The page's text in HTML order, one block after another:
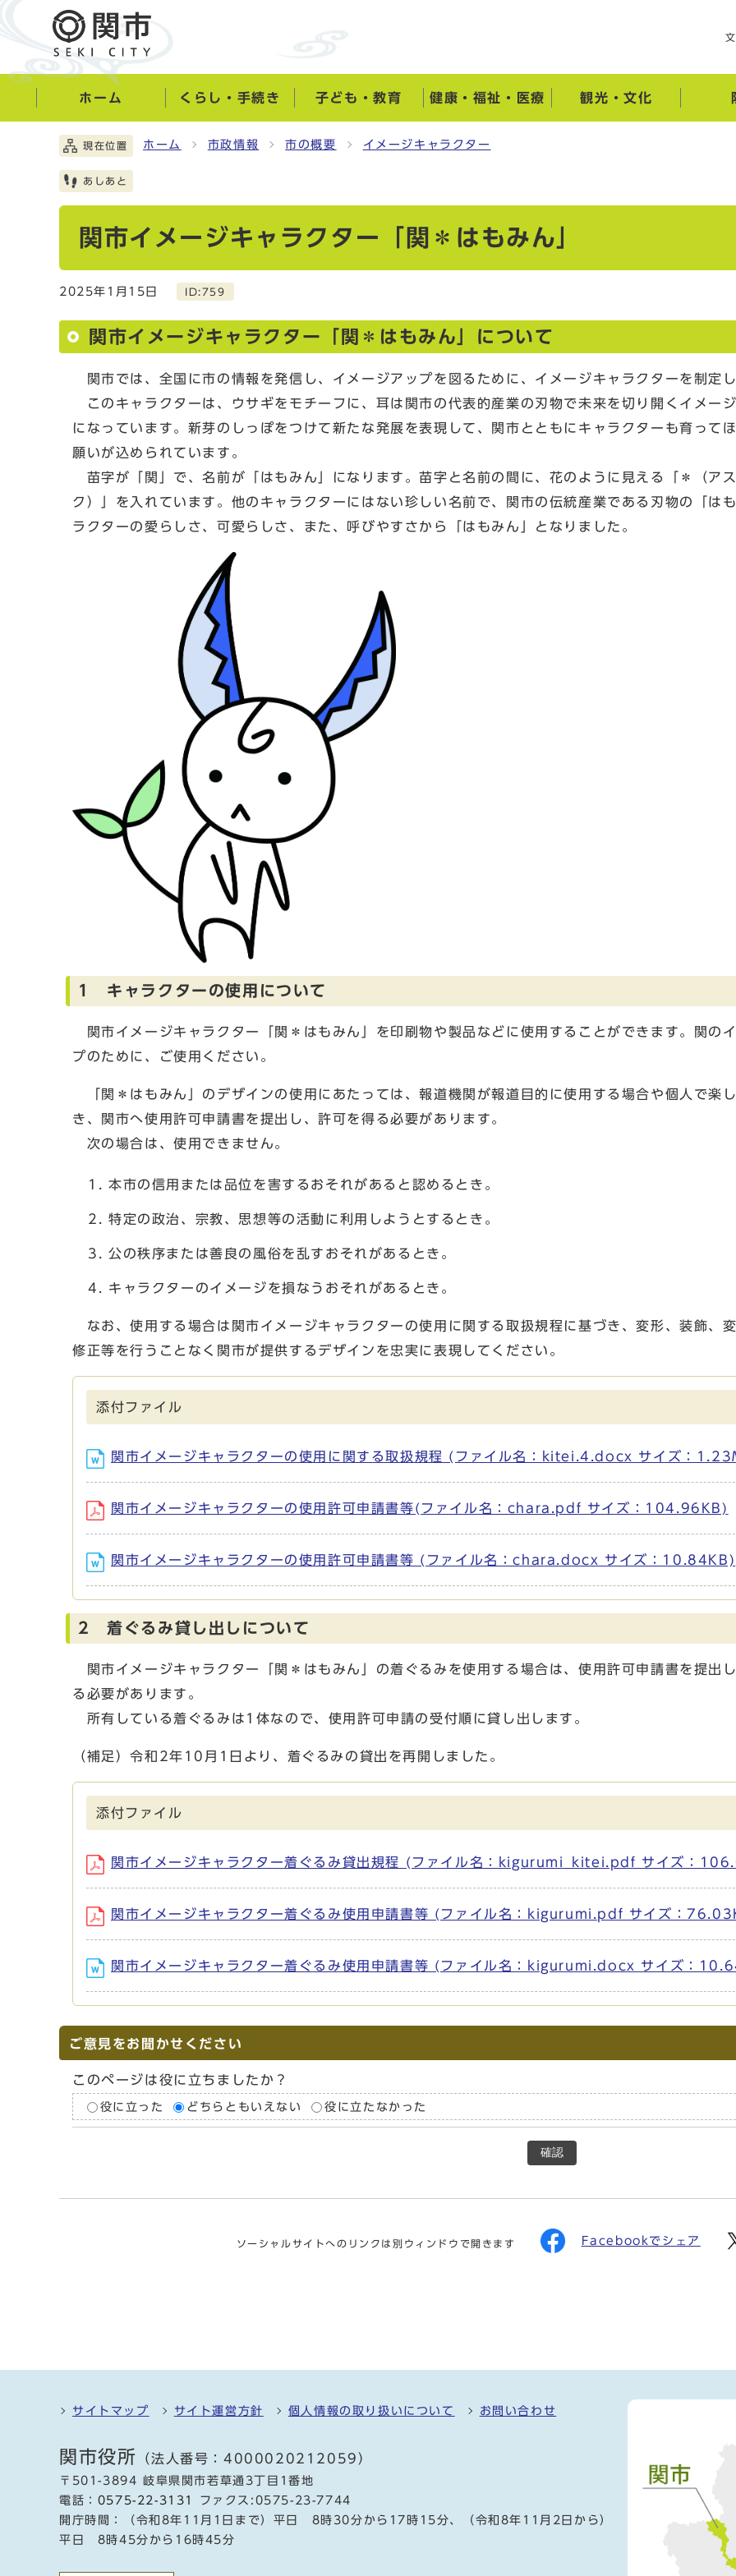
ホーム くらし・手続き 子ども・教育 健康・福祉・医療 観光・文化
現在位置 ホーム 市政情報 市の概要 イメージキャラクター
あしあと
関市イメージキャラクター「関＊はもみん」
2025年1月15日 ID:759
関市イメージキャラクター「関＊はもみん」について
関市では、全国に市の情報を発信し、イメージアップを図るために、イメージキャラクターを制定し
このキャラクターは、ウサギをモチーフに、耳は関市の代表的産業の刃物で未来を切り開くイメー
になっています。新芽のしっぽをつけて新たな発展を表現して、関市とともにキャラクターも育って
願いが込められています。
苗字が「関」で、名前が「はもみん」になります。苗字と名前の間に、花のように見える「＊（ア
ク）」を入れています。他のキャラクターにはない珍しい名前で、関市の伝統産業である刃物の「は
ラクターの愛らしさ、可愛らしさ、また、呼びやすさから「はもみん」となりました。
1 キャラクターの使用について
関市イメージキャラクター「関＊はもみん」を印刷物や製品などに使用することができます。関の
プのために、ご使用ください。
「関＊はもみん」のデザインの使用にあたっては、報道機関が報道目的に使用する場合や個人で楽
き、関市へ使用許可申請書を提出し、許可を得る必要があります。
次の場合は、使用できません。
本市の信用または品位を害するおそれがあると認めるとき。
特定の政治、宗教、思想等の活動に利用しようとするとき。
公の秩序または善良の風俗を乱すおそれがあるとき。
キャラクターのイメージを損なうおそれがあるとき。
なお、使用する場合は関市イメージキャラクターの使用に関する取扱規程に基づき、変形、装飾、変
修正等を行うことなく関市が提供するデザインを忠実に表現してください。
添付ファイル
関市イメージキャラクターの使用に関する取扱規程 (ファイル名：kitei.4.docx サイズ：
関市イメージキャラクターの使用許可申請書等(ファイル名：chara.pdf サイズ：104.96KB)
関市イメージキャラクターの使用許可申請書等 (ファイル名：chara.docx サイズ：10.84KB)
2 着ぐるみ貸し出しについて
関市イメージキャラクター「関＊はもみん」の着ぐるみを使用する場合は、使用許可申請書を提出
る必要があります。
所有している着ぐるみは1体なので、使用許可申請の受付順に貸し出します。
（補足）令和2年10月1日より、着ぐるみの貸出を再開しました。
添付ファイル
関市イメージキャラクター着ぐるみ貸出規程 (ファイル名：kigurumi_kitei.pdf サイズ：
関市イメージキャラクター着ぐるみ使用申請書等 (ファイル名：kigurumi.pdf サイズ：
関市イメージキャラクター着ぐるみ使用申請書等 (ファイル名：kigurumi.docx サイズ：
ご意見をお聞かせください
このページは役に立ちましたか？
役に立った どちらともいえない 役に立たなかった
確認
ソーシャルサイトへのリンクは別ウィンドウで開きます Facebookでシェア
サイトマップ サイト運営方針 個人情報の取り扱いについて お問い合わせ
関市役所 （法人番号：4000020212059）
〒501-3894 岐阜県関市若草通3丁目1番地
電話： 0575-22-3131
ファクス:0575-23-7744
開庁時間：（令和8年11月1日まで）平日 8時30分から17時15分、（令和8年11月2日から）
平日 8時45分から16時45分